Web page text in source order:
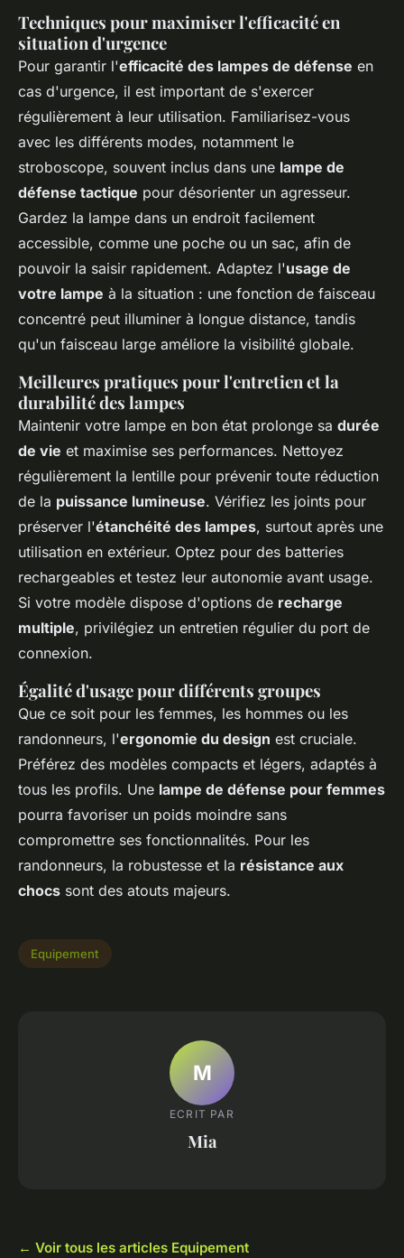
Techniques pour maximiser l'efficacité en
situation d'urgence
Pour garantir l'efficacité des lampes de défense en
cas d'urgence, il est important de s'exercer
régulièrement à leur utilisation. Familiarisez-vous
avec les différents modes, notamment le
stroboscope, souvent inclus dans une lampe de
défense tactique pour désorienter un agresseur.
Gardez la lampe dans un endroit facilement
accessible, comme une poche ou un sac, afin de
pouvoir la saisir rapidement. Adaptez l'usage de
votre lampe à la situation : une fonction de faisceau
concentré peut illuminer à longue distance, tandis
qu'un faisceau large améliore la visibilité globale.
Meilleures pratiques pour l'entretien et la
durabilité des lampes
Maintenir votre lampe en bon état prolonge sa durée
de vie et maximise ses performances. Nettoyez
régulièrement la lentille pour prévenir toute réduction
de la puissance lumineuse. Vérifiez les joints pour
préserver l'étanchéité des lampes, surtout après une
utilisation en extérieur. Optez pour des batteries
rechargeables et testez leur autonomie avant usage.
Si votre modèle dispose d'options de recharge
multiple, privilégiez un entretien régulier du port de
connexion.
Égalité d'usage pour différents groupes
Que ce soit pour les femmes, les hommes ou les
randonneurs, l'ergonomie du design est cruciale.
Préférez des modèles compacts et légers, adaptés à
tous les profils. Une lampe de défense pour femmes
pourra favoriser un poids moindre sans
compromettre ses fonctionnalités. Pour les
randonneurs, la robustesse et la résistance aux
chocs sont des atouts majeurs.
Equipement
M
ECRIT PAR
Mia
← Voir tous les articles Equipement